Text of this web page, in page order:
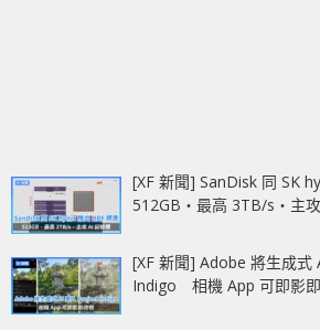
[XF 新聞] SanDisk 同 SK
512GB‧最高 3TB/s‧主
[XF 新聞] Adobe 將生成
Indigo 相機 App 可即影